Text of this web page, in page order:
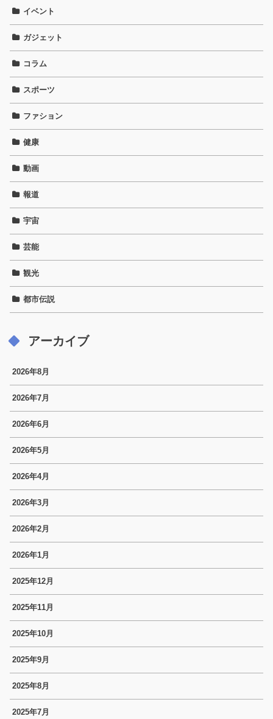
イベント
ガジェット
コラム
スポーツ
ファション
健康
動画
報道
宇宙
芸能
観光
都市伝説
アーカイブ
2026年8月
2026年7月
2026年6月
2026年5月
2026年4月
2026年3月
2026年2月
2026年1月
2025年12月
2025年11月
2025年10月
2025年9月
2025年8月
2025年7月